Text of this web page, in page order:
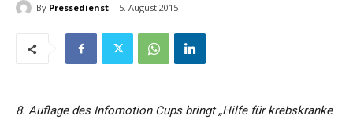
By Pressedienst 5. August 2015
8. Auflage des Infomotion Cups bringt „Hilfe für krebskranke